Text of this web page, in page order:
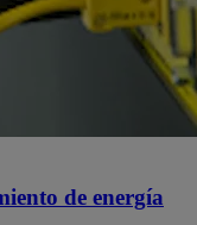
de energía